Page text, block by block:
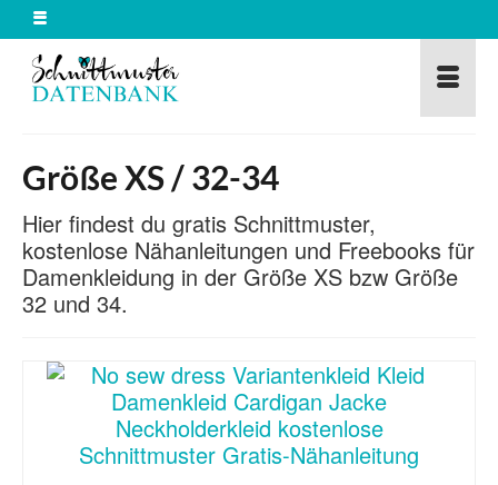
Größe XS / 32-34
Hier findest du gratis Schnittmuster,
kostenlose Nähanleitungen und Freebooks für
Damenkleidung in der Größe XS bzw Größe
32 und 34.